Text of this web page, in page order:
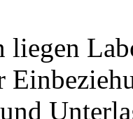
liegen